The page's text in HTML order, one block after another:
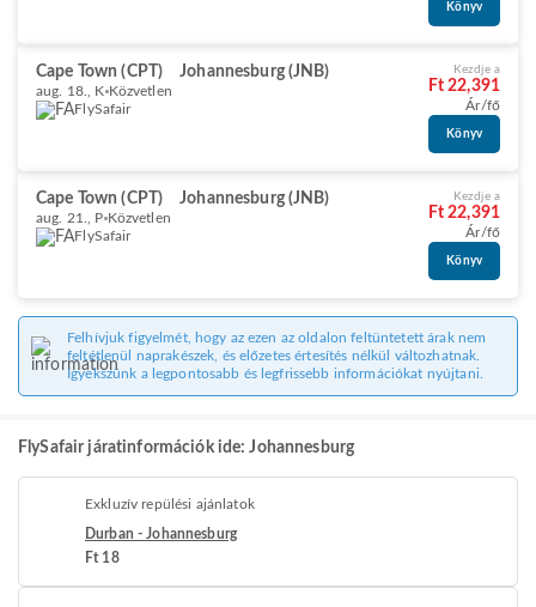
Könyv
Cape Town (CPT) Johannesburg (JNB)
aug. 18., K Közvetlen
FlySafair
Kezdje a
Ft 22,391
Ár/fő
Könyv
Cape Town (CPT) Johannesburg (JNB)
aug. 21., P Közvetlen
FlySafair
Kezdje a
Ft 22,391
Ár/fő
Könyv
Felhívjuk figyelmét, hogy az ezen az oldalon feltüntetett árak nem
feltétlenül naprakészek, és előzetes értesítés nélkül változhatnak.
Igyekszünk a legpontosabb és legfrissebb információkat nyújtani.
FlySafair járatinformációk ide: Johannesburg
Exkluzív repülési ajánlatok
Durban - Johannesburg
Ft 18